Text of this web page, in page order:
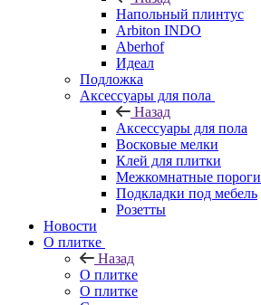
Напольный плинтус
Arbiton INDO
Aberhof
Идеал
Подложка
Аксессуары для пола
Назад
Аксессуары для пола
Восковые мелки
Клей для плитки
Межкомнатные пороги
Подкладки под мебель
Розетты
Новости
О плитке
Назад
О плитке
О плитке